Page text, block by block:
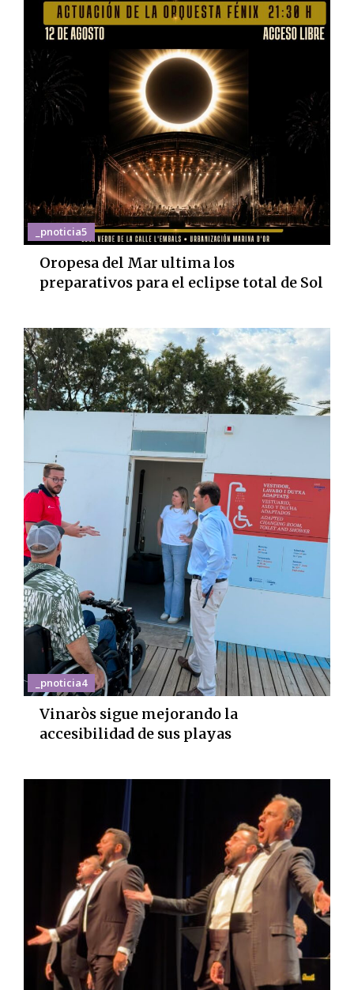
_pnoticia5
Oropesa del Mar ultima los
preparativos para el eclipse total de Sol
_pnoticia4
Vinaròs sigue mejorando la
accesibilidad de sus playas